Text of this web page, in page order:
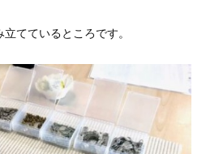
てているところです。